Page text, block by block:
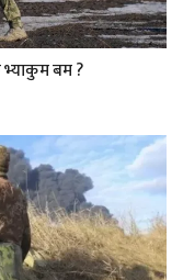
बम ?